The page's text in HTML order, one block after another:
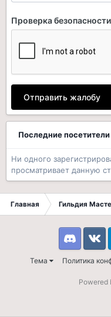
Проверка безопасности
Отправить жалобу
Последние посетители
Ни одного
просматривает данную
Главная Гильдия
Тема Политика
DiscordVK
Powered